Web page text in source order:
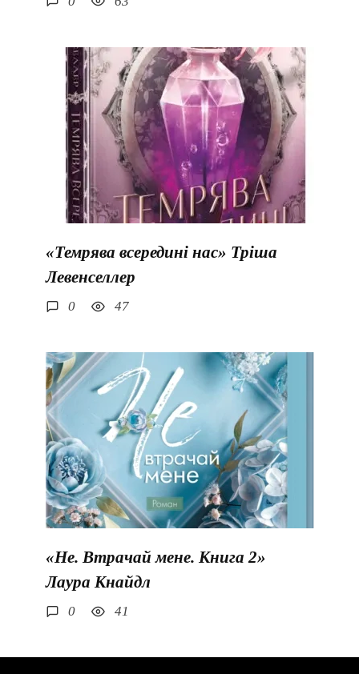
«Темрява всередині нас» Тріша
Левенселлер
0 47
«Не. Втрачай мене. Книга 2»
Лаура Кнайдл
0 41